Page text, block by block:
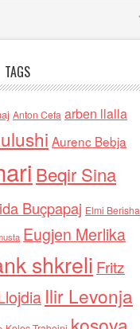
TAGS
Anton Cefa arben llalla
Aurenc Bebja
Beqir Sina
Buçpapaj Elmi Berisha
Eugjen Merlika
shkreli Fritz
Ilir Levonja